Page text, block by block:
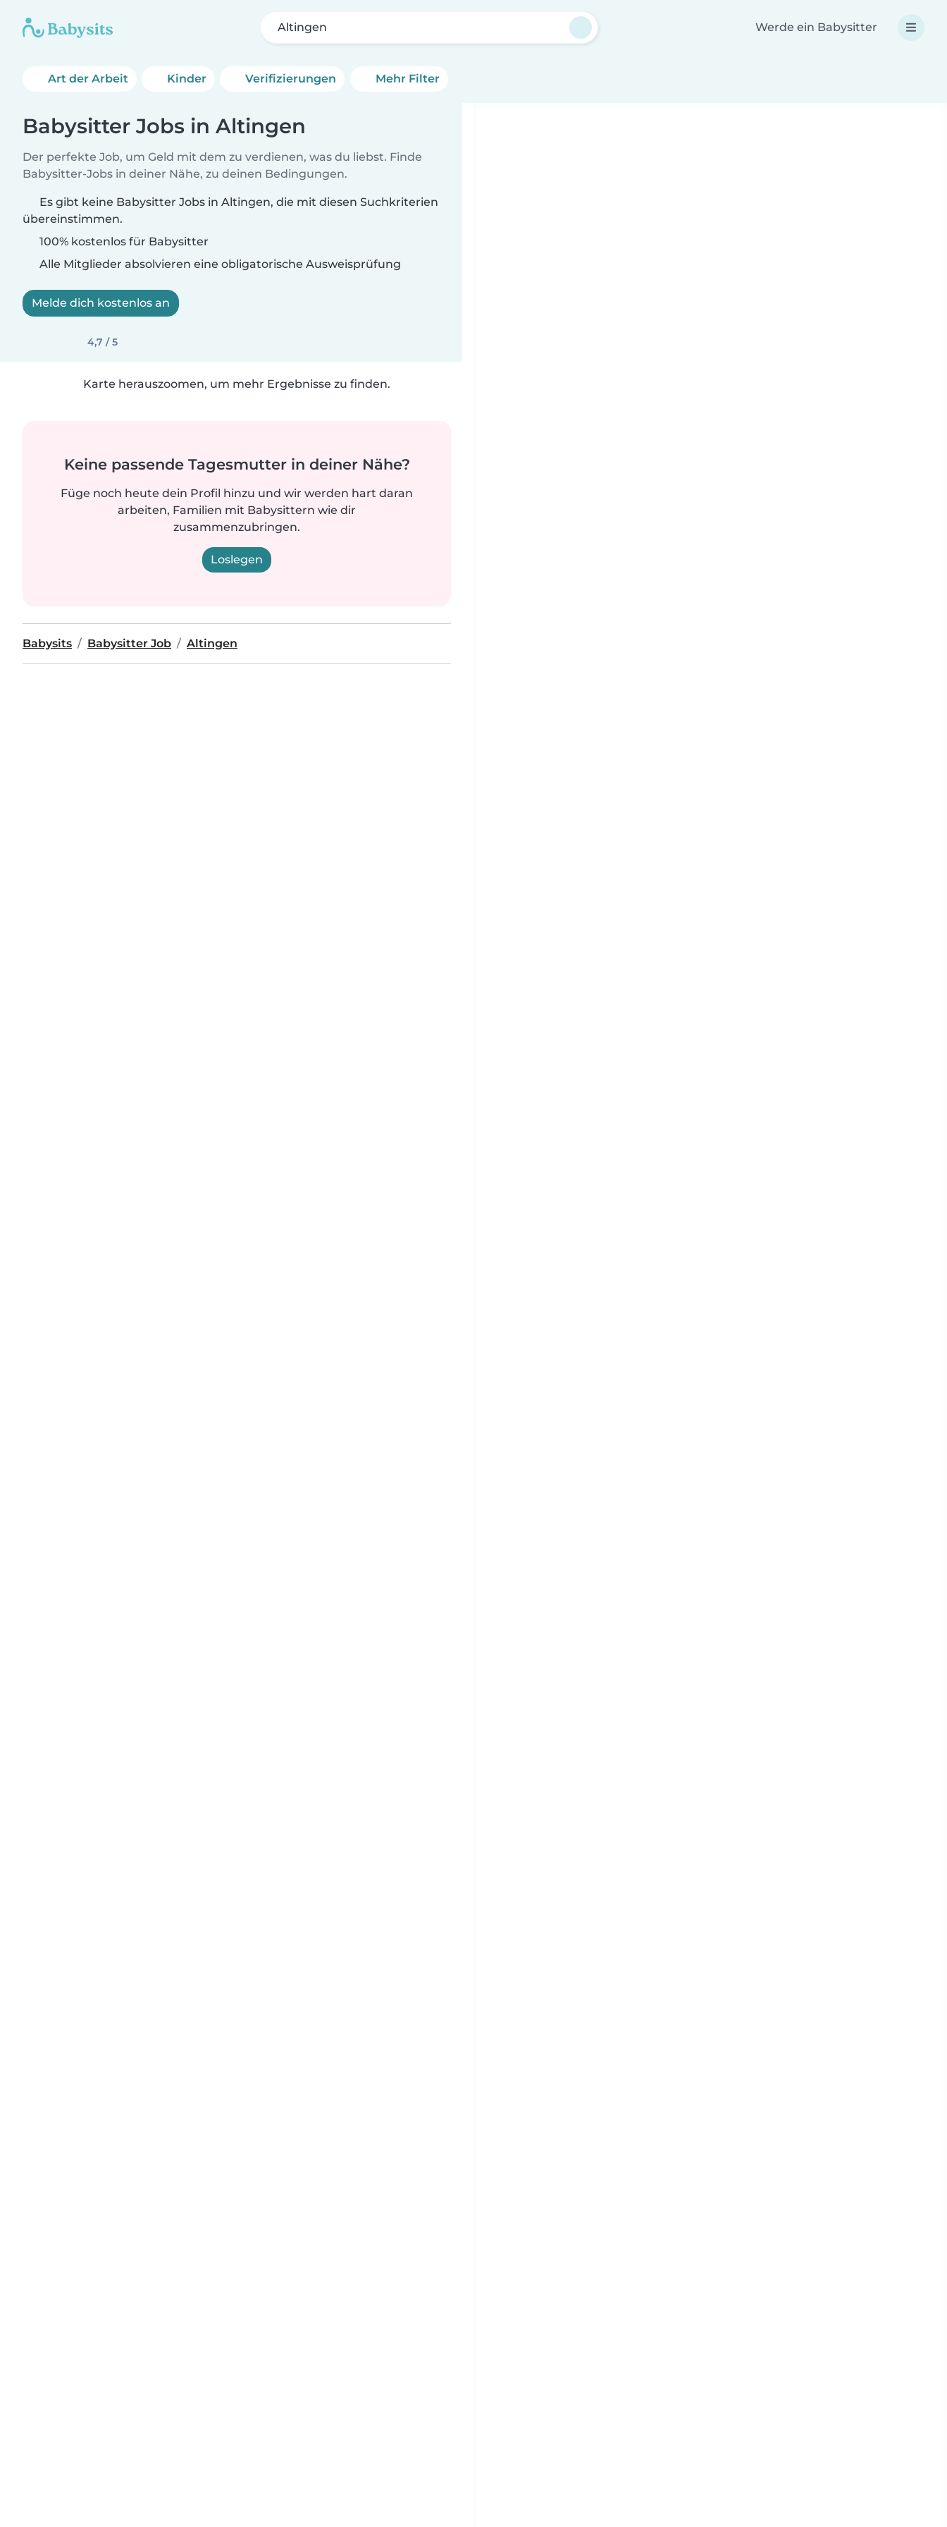
Altingen Werde ein Babysitter
Art der Arbeit Kinder Verifizierungen Mehr Filter
Babysitter Jobs in Altingen
Der perfekte Job, um Geld mit dem zu verdienen, was du liebst. Finde
Babysitter-Jobs in deiner Nähe, zu deinen Bedingungen.
Es gibt keine Babysitter Jobs in Altingen, die mit diesen Suchkriterien
übereinstimmen.
100% kostenlos für Babysitter
Alle Mitglieder absolvieren eine obligatorische Ausweisprüfung
Melde dich kostenlos an
4,7 / 5
Karte herauszoomen, um mehr Ergebnisse zu finden.
Keine passende Tagesmutter in deiner Nähe?
Füge noch heute dein Profil hinzu und wir werden hart daran
arbeiten, Familien mit Babysittern wie dir
zusammenzubringen.
Loslegen
Babysits Babysitter Job Altingen